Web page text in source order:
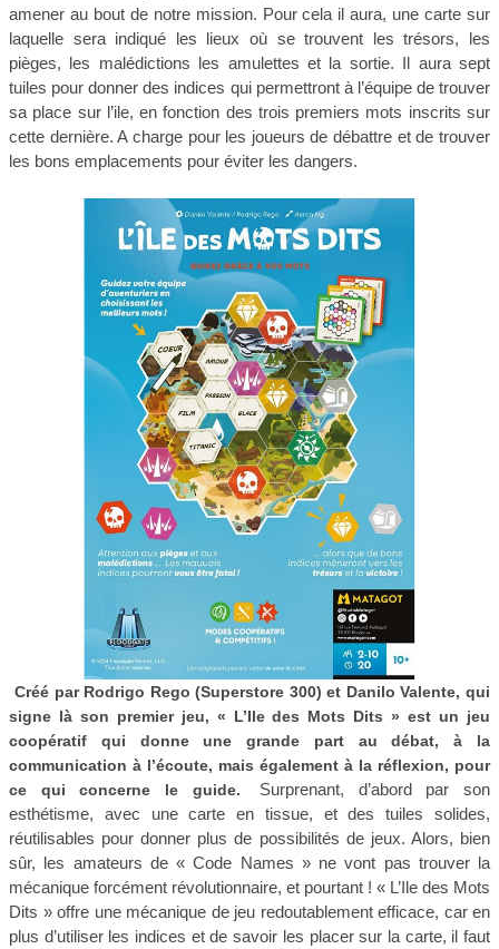
amener au bout de notre mission. Pour cela il aura, une carte sur
laquelle sera indiqué les lieux où se trouvent les trésors, les
pièges, les malédictions les amulettes et la sortie. Il aura sept
tuiles pour donner des indices qui permettront à l’équipe de trouver
sa place sur l’ile, en fonction des trois premiers mots inscrits sur
cette dernière. A charge pour les joueurs de débattre et de trouver
les bons emplacements pour éviter les dangers.
Créé par Rodrigo Rego (Superstore 300) et Danilo Valente, qui
signe là son premier jeu, « L’Ile des Mots Dits » est un jeu
coopératif qui donne une grande part au débat, à la
communication à l’écoute, mais également à la réflexion, pour
ce qui concerne le guide.
Surprenant, d’abord par son
esthétisme, avec une carte en tissue, et des tuiles solides,
réutilisables pour donner plus de possibilités de jeux. Alors, bien
sûr, les amateurs de « Code Names » ne vont pas trouver la
mécanique forcément révolutionnaire, et pourtant ! « L’Ile des Mots
Dits » offre une mécanique de jeu redoutablement efficace, car en
plus d’utiliser les indices et de savoir les placer sur la carte, il faut